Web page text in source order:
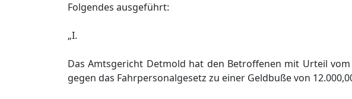
Folgendes ausgeführt:
„I.
Das Amtsgericht Detmold hat den Betroffenen mit Urteil
gegen das Fahrpersonalgesetz zu einer Geldbuße von